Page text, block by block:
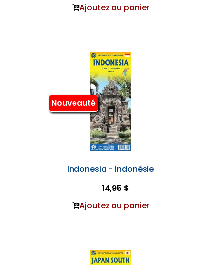
Ajoutez au panier
Nouveauté
Indonesia - Indonésie
14,95 $
Ajoutez au panier